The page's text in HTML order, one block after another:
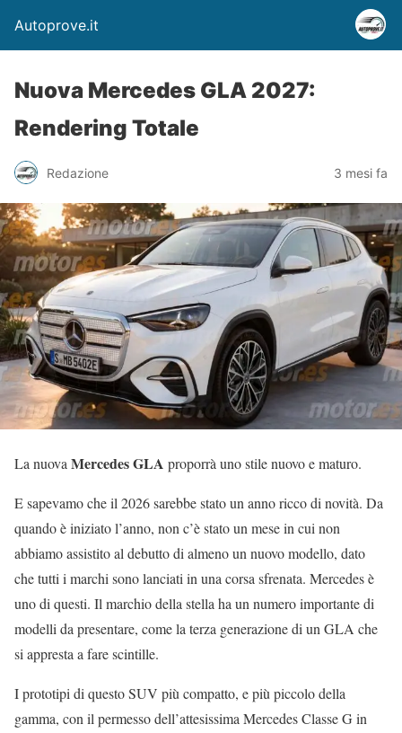
Autoprove.it
Nuova Mercedes GLA 2027:
Rendering Totale
Redazione 3 mesi fa
La nuovaMercedes GLA proporrà uno stile nuovo e maturo.
E sapevamo che il 2026 sarebbe stato un anno ricco di novità. Da
quando è iniziato l’anno, non c’è stato un mese in cui non
abbiamo assistito al debutto di almeno un nuovo modello, dato
che tutti i marchi sono lanciati in una corsa sfrenata. Mercedes è
uno di questi. Il marchio della stella ha un numero importante di
modelli da presentare, come la terza generazione di un GLA che
si appresta a fare scintille.
I prototipi di questo SUV più compatto, e più piccolo della
gamma, con il permesso dell’attesissima Mercedes Classe G in